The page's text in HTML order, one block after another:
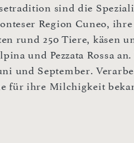
sind die
Region Cuneo, ihre
rund 250 Tiere, käsen
und Pezzata Rossa
und September.
für ihre Milchigkeit